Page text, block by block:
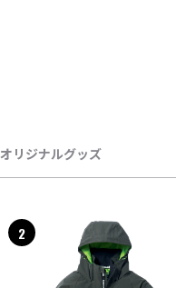
オリジナルグッズ
2